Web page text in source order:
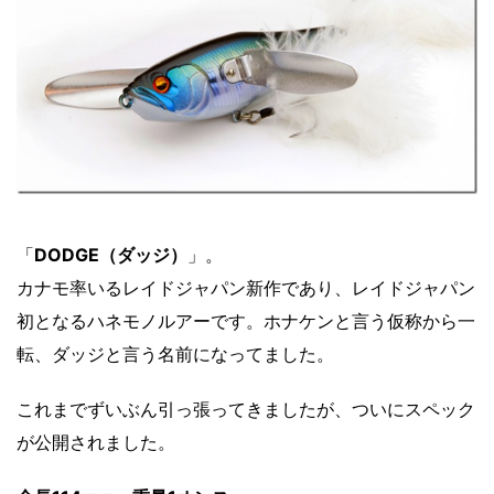
「DODGE（ダッジ）
」。
カナモ率いるレイドジャパン新作であり、レイドジャパン
初となるハネモノルアーです。ホナケンと言う仮称から一
転、ダッジと言う名前になってました。
これまでずいぶん引っ張ってきましたが、ついにスペック
が公開されました。